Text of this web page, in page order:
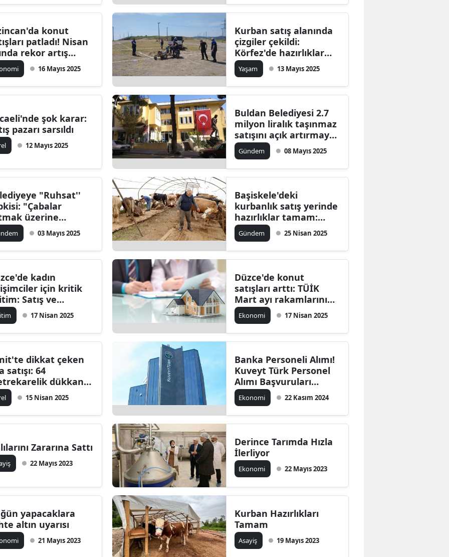
Gümüşhane
Mersin
Kastamonu
Kocaeli
Manisa
Nevşehir
Ordu
konut
patladı! Nisan
rekor artış
16 Mayıs 2025
Kurban satış alanında
çizgiler çekildi:
Körfez'de hazırlıklar
başladı
Yaşam 13 Mayıs 2025
şok karar:
pazarı sarsıldı
12 Mayıs 2025
Buldan Belediyesi 2.7
milyon liralık taşınmaz
satışını açık artırmaya
çıkarıyor
Gündem 08 Mayıs 2025
"Ruhsat''
"Çabalar
üzerine
03 Mayıs 2025
Başiskele'deki
kurbanlık satış yerinde
hazırlıklar tamam:
Kurbanlıklar alıcıları ile
buluştu
Gündem 25 Nisan 2025
kadın
için kritik
Satış ve
sırları
17 Nisan 2025
Düzce'de konut
satışları arttı: TÜİK
Mart ayı rakamlarını
paylaştı
Ekonomi 17 Nisan 2025
dikkat çeken
satışı: 64
dükkan 4
TL'ye çıkarıldı
15 Nisan 2025
Banka Personeli Alımı!
Kuveyt Türk Personel
Alımı Başvuruları
Başladı
Ekonomi 22 Kasım 2024
Zararına Sattı
22 Mayıs 2023
Derince Tarımda Hızla
İlerliyor
Ekonomi 22 Mayıs 2023
yapacaklara
altın uyarısı
21 Mayıs 2023
Kurban Hazırlıkları
Tamam
Asayiş 19 Mayıs 2023